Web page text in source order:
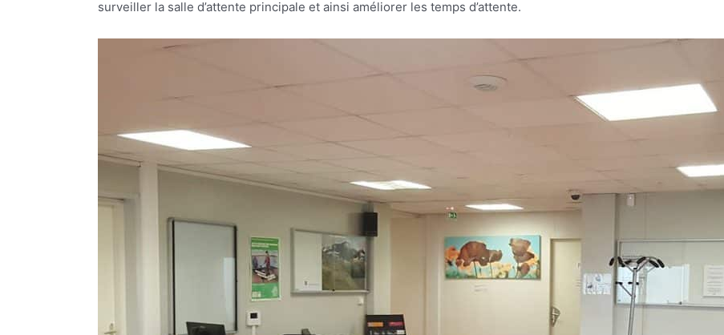
surveiller la salle d’attente principale et ainsi améliorer les temps d’attente.